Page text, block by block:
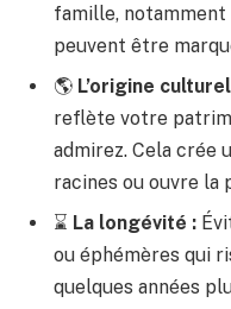
famille, notamment
peuvent être
🌎 L’origine
reflète votre
admirez. Cela crée
racines ou ouvre la
⌛️ La longévité :
ou éphémères qui
quelques années